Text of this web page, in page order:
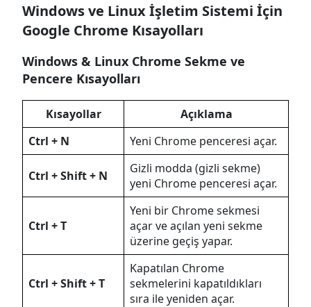
Windows ve Linux İşletim Sistemi İçin
Google Chrome Kısayolları
Windows & Linux Chrome Sekme ve
Pencere Kısayolları
Kısayollar
Açıklama
Ctrl + N
Yeni Chrome penceresi açar.
Ctrl + Shift + N
Gizli modda (gizli sekme)
yeni Chrome penceresi açar.
Ctrl + T
Yeni bir Chrome sekmesi
açar ve açılan yeni sekme
üzerine geçiş yapar.
Ctrl + Shift + T
Kapatılan Chrome
sekmelerini kapatıldıkları
sıra ile yeniden açar.